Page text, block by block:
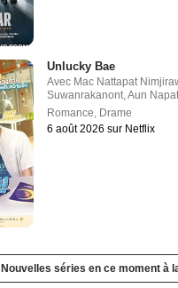
Unlucky Bae
Avec Mac Nattapat
Suwanrakanont,Aun
Romance, Drame
6 août 2026 sur Netflix
Nouvelles séries en ce moment à